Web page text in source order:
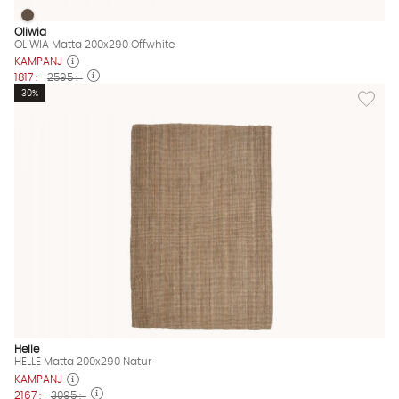
OLIWIA Matta 200x290 Offwhite Finns även i dessa färger:
OLIWIA Matta 200x290 Offwhite
Oliwia
OLIWIA Matta 200x290 Offwhite
KAMPANJ
1817 :- 2595 :-
Lägg
30%
Helle
HELLE Matta 200x290 Natur
KAMPANJ
2167 :- 3095 :-